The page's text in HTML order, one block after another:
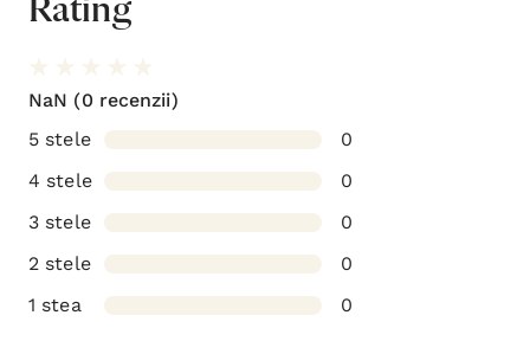
Rating
NaN (0 recenzii)
5 stele
0
4 stele
0
3 stele
0
2 stele
0
1 stea
0